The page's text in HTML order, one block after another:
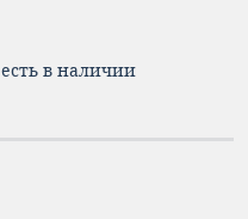
есть в наличии